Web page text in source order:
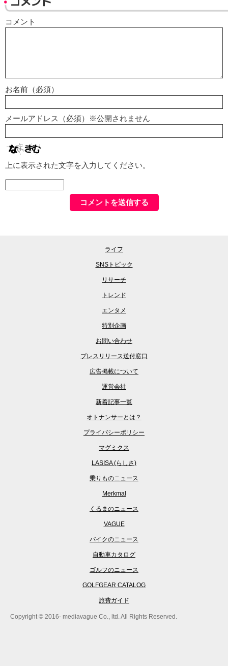
コメント
お名前（必須）
メールアドレス（必須）※公開されません
上に表示された文字を入力してください。
ライフ
SNSトピック
リサーチ
トレンド
エンタメ
特別企画
お問い合わせ
プレスリリース送付窓口
広告掲載について
運営会社
新着記事一覧
オトナンサーとは？
プライバシーポリシー
マグミクス
LASISA (らしさ)
乗りものニュース
Merkmal
くるまのニュース
VAGUE
バイクのニュース
自動車カタログ
ゴルフのニュース
GOLFGEAR CATALOG
旅費ガイド
Copyright © 2016- mediavague Co., ltd. All Rights Reserved.